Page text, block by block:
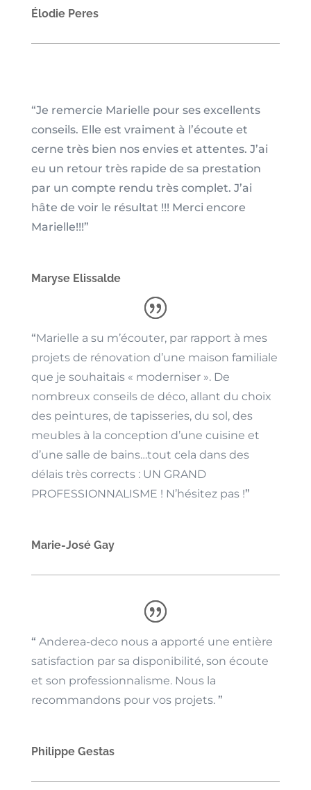
Élodie Peres
“Je remercie Marielle pour ses excellents
conseils. Elle est vraiment à l’écoute et
cerne très bien nos envies et attentes. J’ai
eu un retour très rapide de sa prestation
par un compte rendu très complet. J’ai
hâte de voir le résultat !!! Merci encore
Marielle!!!”
Maryse Elissalde
“Marielle a su m’écouter, par rapport à mes
projets de rénovation d’une maison familiale
que je souhaitais « moderniser ». De
nombreux conseils de déco, allant du choix
des peintures, de tapisseries, du sol, des
meubles à la conception d’une cuisine et
d’une salle de bains…tout cela dans des
délais très corrects : UN GRAND
PROFESSIONNALISME ! N’hésitez pas !”
Marie-José Gay
“ Anderea-deco nous a apporté une entière
satisfaction par sa disponibilité, son écoute
et son professionnalisme. Nous la
recommandons pour vos projets. ”
Philippe Gestas